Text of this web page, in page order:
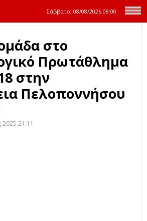
Σάββατο, 08/08/2026 08:00
στο
Πρωτάθλημα
στην
Πελοποννήσου
21:11